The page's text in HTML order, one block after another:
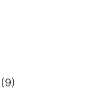
(9)